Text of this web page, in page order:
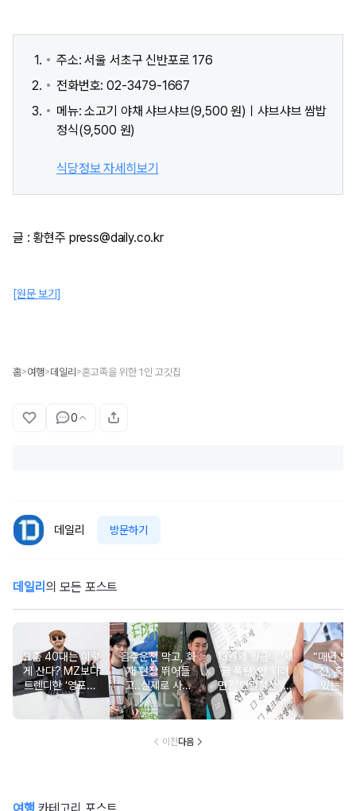
주소: 서울 서초구 신반포로 176
전화번호: 02-3479-1667
메뉴: 소고기 야채 샤브샤브(9,500 원)ㅣ샤브샤브 쌈밥
정식(9,500 원)
식당정보 자세히보기
글 : 황현주 press@daily.co.kr
[원문 보기]
홈>여행>데일리>혼고족을 위한 1인 고깃집
0
데일리 방문하기
데일리 의 모든 포스트
요즘 40대는 이렇
게 산다? MZ보다
트렌디한 ‘영포티’
분석
음주운전 막고, 화
재 현장 뛰어들
고..실제로 사람
구한 연예인 10
13월의 월급이 '세
금 폭탄' 안 되려
면? '연말정산' 핵
심 꿀팁 A to Z
“매년 받
진, 혹시
있는 건
요?”
이전다음
여행 카테고리 포스트